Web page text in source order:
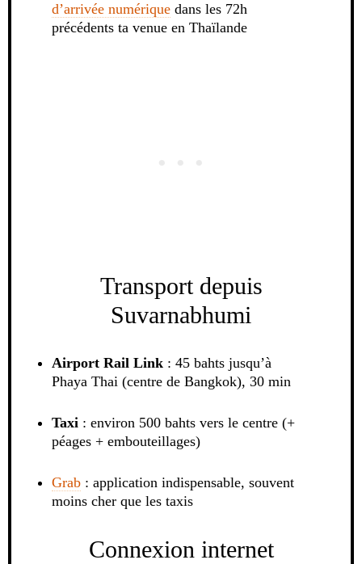
d’arrivée numérique dans les 72h
précédents ta venue en Thaïlande
Transport depuis
Suvarnabhumi
Airport Rail Link : 45 bahts jusqu’à
Phaya Thai (centre de Bangkok), 30 min
Taxi : environ 500 bahts vers le centre (+
péages + embouteillages)
Grab : application indispensable, souvent
moins cher que les taxis
Connexion internet